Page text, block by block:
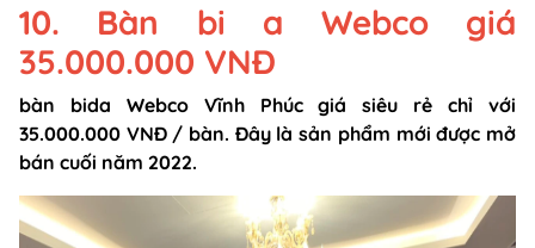
10. Bàn bi a Webco giá
35.000.000 VNĐ
bàn bida Webco Vĩnh Phúc giá siêu rẻ chỉ với
35.000.000 VNĐ / bàn. Đây là sản phẩm mới được mở
bán cuối năm 2022.